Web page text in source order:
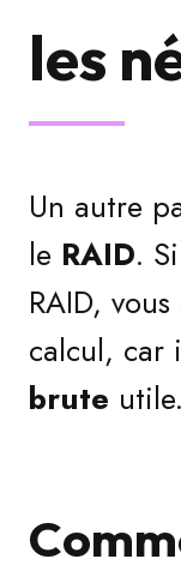
les
Un autre
le RAID.
RAID,
calcul, car
brute utile.